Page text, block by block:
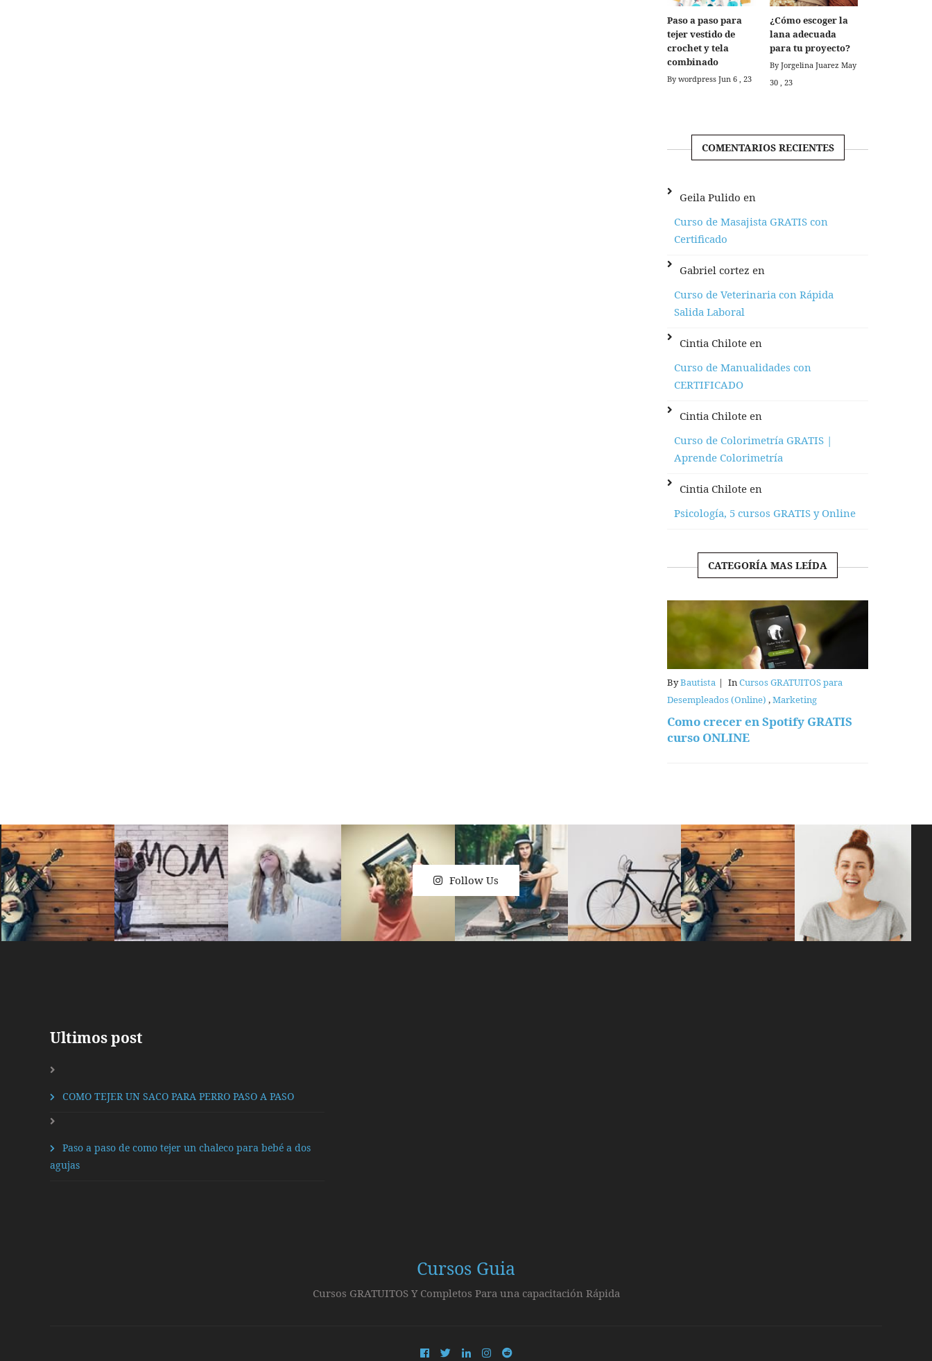
Paso a paso para
tejer vestido de
crochet y tela
combinado
By wordpressJun 6 , 23
¿Cómo escoger la
lana adecuada
para tu proyecto?
By Jorgelina Juarez May
30 , 23
COMENTARIOS RECIENTES
Geila Pulido en
Curso de Masajista GRATIS con
Certificado
Gabriel cortez en
Curso de Veterinaria con Rápida
Salida Laboral
Cintia Chilote en
Curso de Manualidades con
CERTIFICADO
Cintia Chilote en
Curso de Colorimetría GRATIS |
Aprende Colorimetría
Cintia Chilote en
Psicología, 5 cursos GRATIS y Online
CATEGORÍA MAS LEÍDA
ByBautista | InCursos GRATUITOS para
Desempleados (Online) ,Marketing
Como crecer en Spotify GRATIS
curso ONLINE
Follow Us
Ultimos post
COMO TEJER UN SACO PARA PERRO PASO A PASO
Paso a paso de como tejer un chaleco para bebé a dos
agujas
Cursos Guia
Cursos GRATUITOS Y Completos Para una capacitación Rápida